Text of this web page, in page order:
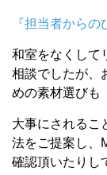
『担当者からの
和室をなくして
相談でしたが、
めの素材選びも
大事にされるこ
法をご提案し、
確認頂いたりし